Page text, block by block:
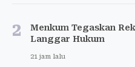
2
Menkum Tegaskan
Langgar Hukum
21 jam lalu